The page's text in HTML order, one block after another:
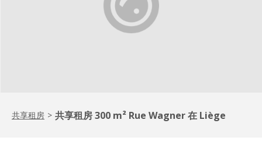
共享租房 > 共享租房 300 m² Rue Wagner 在 Liège